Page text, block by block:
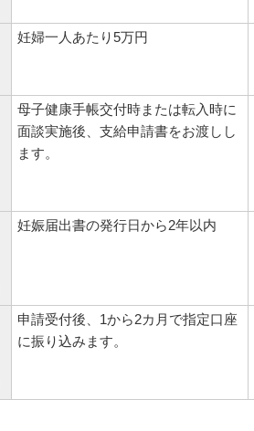
妊婦一人あたり5万円
母子健康手帳交付時または転入時に
面談実施後、支給申請書をお渡しし
ます。
妊娠届出書の発行日から2年以内
申請受付後、1から2カ月で指定口座
に振り込みます。